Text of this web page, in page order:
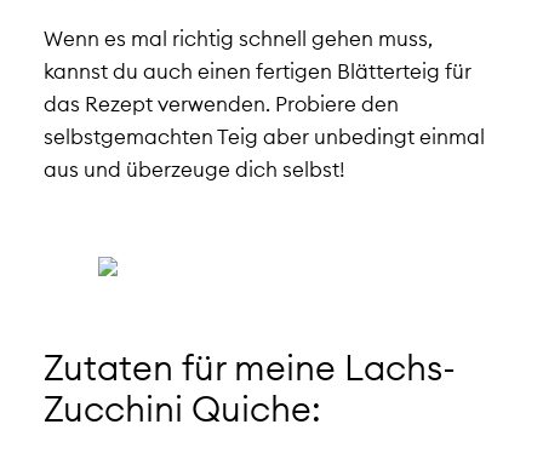
Wenn es mal richtig schnell gehen muss,
kannst du auch einen fertigen Blätterteig für
das Rezept verwenden. Probiere den
selbstgemachten Teig aber unbedingt einmal
aus und überzeuge dich selbst!
Zutaten für meine Lachs-
Zucchini Quiche: